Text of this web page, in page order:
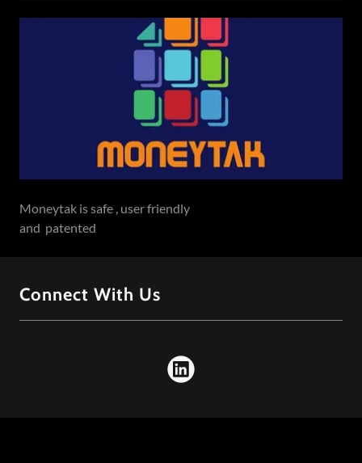
Moneytak is safe , user friendly
and patented
Connect With Us